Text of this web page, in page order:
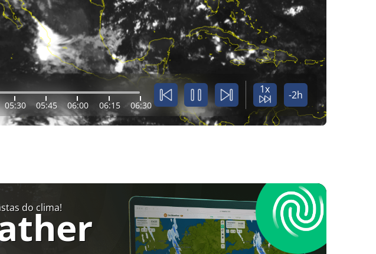
05:30 05:45 06:00 06:15 06:30
1x -2h
do clima!